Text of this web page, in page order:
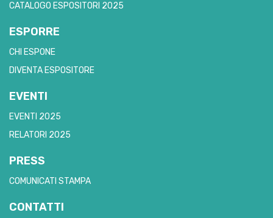
CATALOGO ESPOSITORI 2025
ESPORRE
CHI ESPONE
DIVENTA ESPOSITORE
EVENTI
EVENTI 2025
RELATORI 2025
PRESS
COMUNICATI STAMPA
CONTATTI